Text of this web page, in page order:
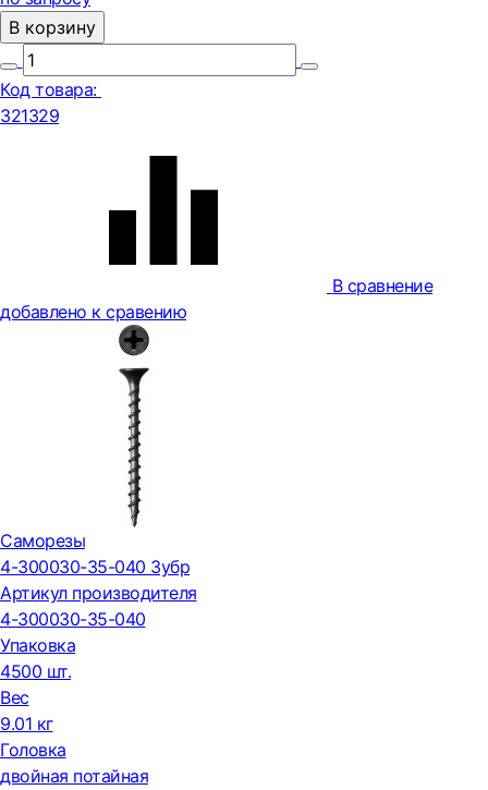
В корзину
Код товара:
321329
В сравнение
добавлено к сравению
Саморезы
4-300030-35-040 Зубр
Артикул производителя
4-300030-35-040
Упаковка
4500 шт.
Вес
9.01 кг
Головка
двойная потайная